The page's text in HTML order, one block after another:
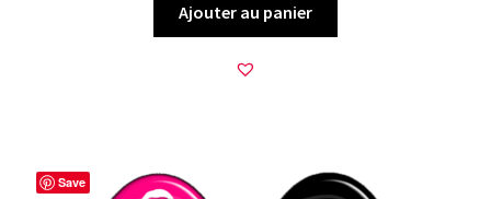
Ajouter au panier
Save